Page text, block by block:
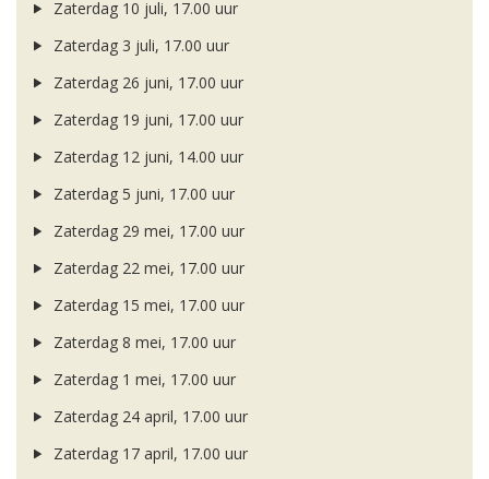
Zaterdag 10 juli, 17.00 uur
Zaterdag 3 juli, 17.00 uur
Zaterdag 26 juni, 17.00 uur
Zaterdag 19 juni, 17.00 uur
Zaterdag 12 juni, 14.00 uur
Zaterdag 5 juni, 17.00 uur
Zaterdag 29 mei, 17.00 uur
Zaterdag 22 mei, 17.00 uur
Zaterdag 15 mei, 17.00 uur
Zaterdag 8 mei, 17.00 uur
Zaterdag 1 mei, 17.00 uur
Zaterdag 24 april, 17.00 uur
Zaterdag 17 april, 17.00 uur